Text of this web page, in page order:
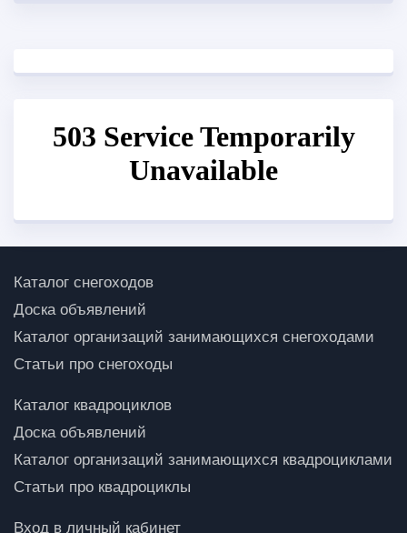
Каталог снегоходов
Доска объявлений
Каталог организаций занимающихся снегоходами
Статьи про снегоходы
Каталог квадроциклов
Доска объявлений
Каталог организаций занимающихся квадроциклами
Статьи про квадроциклы
Вход в личный кабинет